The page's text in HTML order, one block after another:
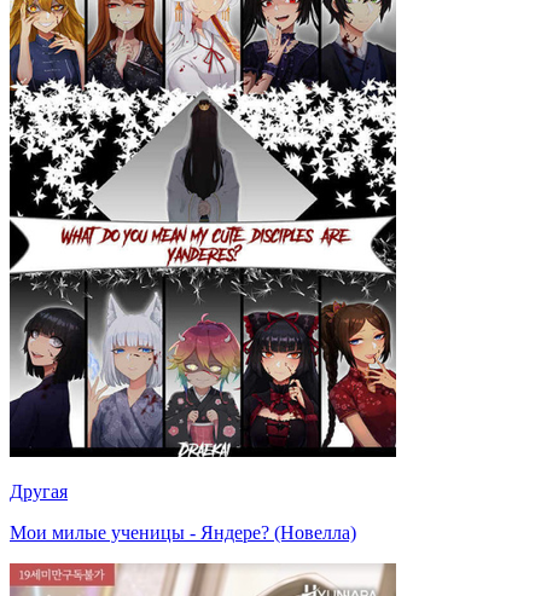
Другая
Мои милые ученицы - Яндере? (Новелла)